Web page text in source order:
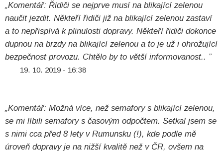
„Komentář: Řidiči se nejprve musí na blikající zelenou
naučit jezdit. Někteří řidiči již na blikající zelenou zastaví
a to nepřispívá k plinulosti dopravy. Někteří řidiči dokonce
dupnou na brzdy na blikající zelenou a to je už i ohrožující
bezpečnost provozu. Chtělo by to větší informovanost.. ”
19. 10. 2019 - 16:38
„Komentář: Možná více, než semafory s blikající zelenou,
se mi líbili semafory s časovým odpočtem. Setkal jsem se
s nimi cca před 8 lety v Rumunsku (!), kde podle mě
úroveň dopravy je na nižší kvalitě než v ČR, ovšem na